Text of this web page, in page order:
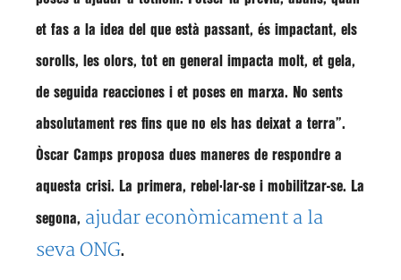
et fas a la idea del que està passant, és impactant, els
sorolls, les olors, tot en general impacta molt, et gela,
de seguida reacciones i et poses en marxa. No sents
absolutament res fins que no els has deixat a terra”.
Òscar Camps proposa dues maneres de respondre a
aquesta crisi. La primera, rebel·lar-se i mobilitzar-se. La
segona, ajudar econòmicament a la
seva ONG.